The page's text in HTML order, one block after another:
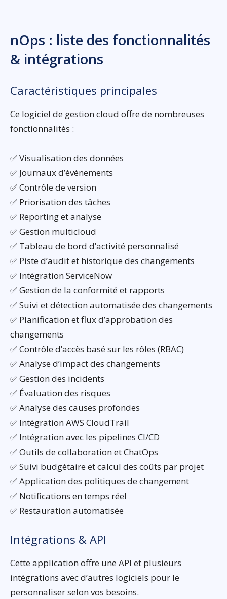
nOps : liste des fonctionnalités
& intégrations
Caractéristiques principales
Ce logiciel de gestion cloud offre de nombreuses
fonctionnalités :
✅ Visualisation des données
✅ Journaux d’événements
✅ Contrôle de version
✅ Priorisation des tâches
✅ Reporting et analyse
✅ Gestion multicloud
✅ Tableau de bord d’activité personnalisé
✅ Piste d’audit et historique des changements
✅ Intégration ServiceNow
✅ Gestion de la conformité et rapports
✅ Suivi et détection automatisée des changements
✅ Planification et flux d’approbation des
changements
✅ Contrôle d’accès basé sur les rôles (RBAC)
✅ Analyse d’impact des changements
✅ Gestion des incidents
✅ Évaluation des risques
✅ Analyse des causes profondes
✅ Intégration AWS CloudTrail
✅ Intégration avec les pipelines CI/CD
✅ Outils de collaboration et ChatOps
✅ Suivi budgétaire et calcul des coûts par projet
✅ Application des politiques de changement
✅ Notifications en temps réel
✅ Restauration automatisée
Intégrations & API
Cette application offre une API et plusieurs
intégrations avec d’autres logiciels pour le
personnaliser selon vos besoins.